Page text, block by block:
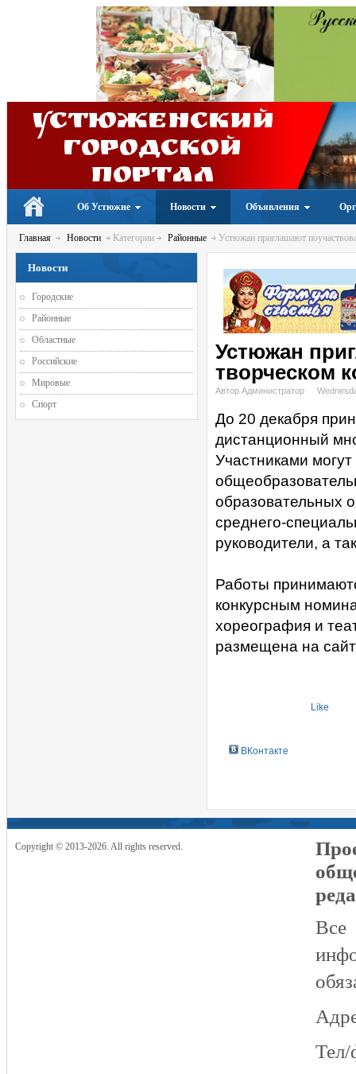
Устюженский
Городской
портал
Об Устюжне Новости Объявления
Главная Новости Категории Районные Устюжан приглашают
Устюжан
творческом
Автор Администратор
До 20 декабря
дистанционный
Участниками
образовательных
среднего-
руководители, а
Работы
конкурсным
хореография и
размещена на
Like
ВКонтакте
Новости
Городские
Районные
Областные
Российские
Мировые
Спорт
Copyright © 2013-2026. All rights reserved.